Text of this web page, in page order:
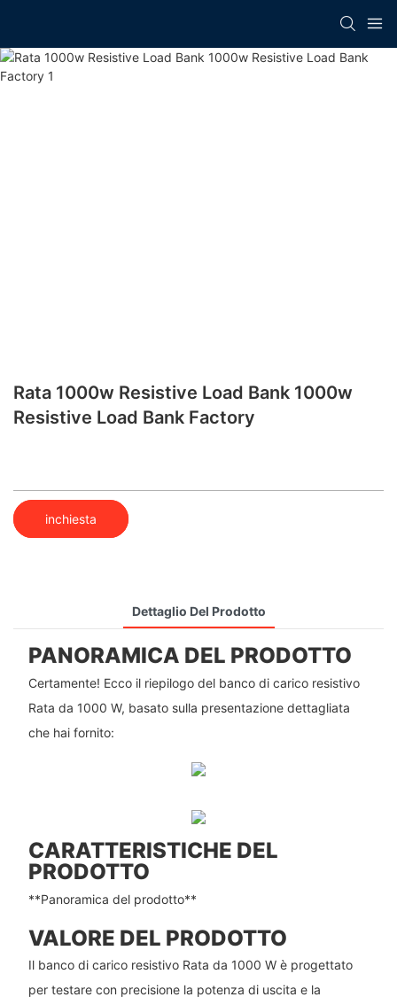
Rata 1000w Resistive Load Bank​ 1000w
Resistive Load Bank​ Factory
inchiesta
Dettaglio Del Prodotto
PANORAMICA DEL PRODOTTO
Certamente! Ecco il riepilogo del banco di carico resistivo
Rata da 1000 W, basato sulla presentazione dettagliata
che hai fornito:
CARATTERISTICHE DEL
PRODOTTO
**Panoramica del prodotto**
VALORE DEL PRODOTTO
Il banco di carico resistivo Rata da 1000 W è progettato
per testare con precisione la potenza di uscita e la